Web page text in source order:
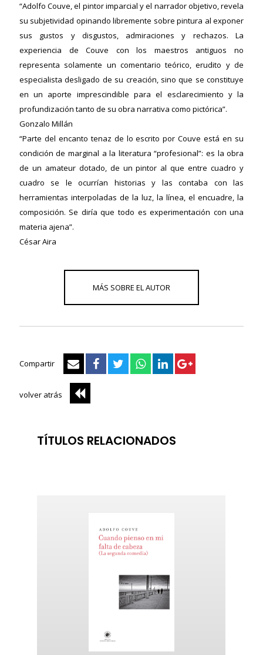
“Adolfo Couve, el pintor imparcial y el narrador objetivo, revela
su subjetividad opinando libremente sobre pintura al exponer
sus gustos y disgustos, admiraciones y rechazos. La
experiencia de Couve con los maestros antiguos no
representa solamente un comentario teórico, erudito y de
especialista desligado de su creación, sino que se constituye
en un aporte imprescindible para el esclarecimiento y la
profundización tanto de su obra narrativa como pictórica”.
Gonzalo Millán
“Parte del encanto tenaz de lo escrito por Couve está en su
condición de marginal a la literatura “profesional”: es la obra
de un amateur dotado, de un pintor al que entre cuadro y
cuadro se le ocurrían historias y las contaba con las
herramientas interpoladas de la luz, la línea, el encuadre, la
composición. Se diría que todo es experimentación con una
materia ajena”.
César Aira
Compartir
volver atrás
TÍTULOS RELACIONADOS